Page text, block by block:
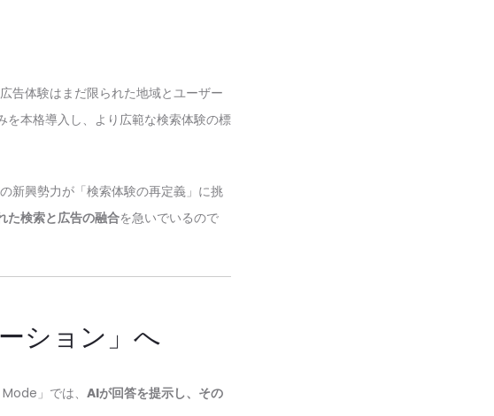
告体験はまだ限られた地域とユーザー
本格導入し、より広範な検索体験の標
新興勢力が「検索体験の再定義」に挑
た検索と広告の融合を急いでいるので
ション」へ
」では、 AIが回答を提示し、その